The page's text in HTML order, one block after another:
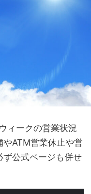
ィークの営業状況
ATM営業休止や営
公式ページも併せ